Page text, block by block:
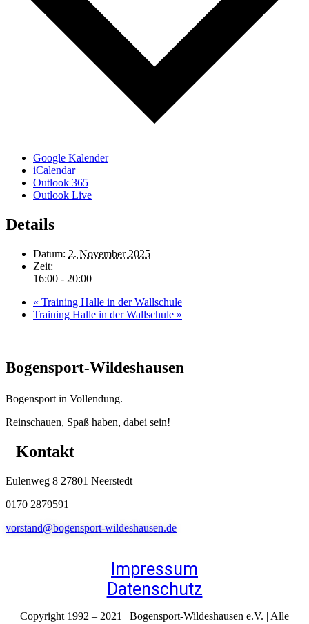
Google Kalender
iCalendar
Outlook 365
Outlook Live
Details
Datum: 2. November 2025
Zeit:
16:00 - 20:00
« Training Halle in der Wallschule
Training Halle in der Wallschule »
Bogensport-Wildeshausen
Bogensport in Vollendung.
Reinschauen, Spaß haben, dabei sein!
Kontakt
Eulenweg 8 27801 Neerstedt
0170 2879591
vorstand@bogensport-wildeshausen.de
Impressum
Datenschutz
Copyright 1992 – 2021 | Bogensport-Wildeshausen e.V. | Alle